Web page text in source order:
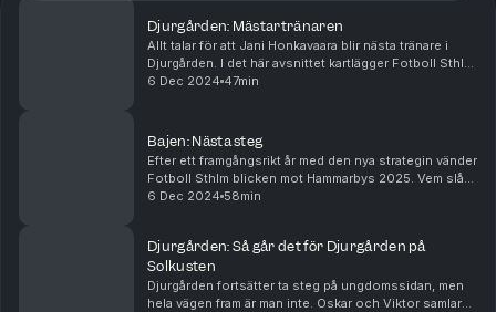
Djurgården: Mästartränaren
Allt talar för att Jani Honkavaara blir nästa tränare i
Djurgården. I det här avsnittet kartlägger Fotboll Sthlm
mannen som lett Kups till ligaguld två gånger om och
6 Dec 2024 47min
Bajen: Nästa steg
Efter ett framgångsrikt år med den nya strategin vänder
Fotboll Sthlm blicken mot Hammarbys 2025. Vem slår
igenom? Vem revanscherar sig? Hur går det i Europa?
6 Dec 2024 58min
Djurgården: Så går det för Djurgården på
Solkusten
Djurgården fortsätter ta steg på ungdomssidan, men
hela vägen fram är man inte. Oskar och Viktor samlar